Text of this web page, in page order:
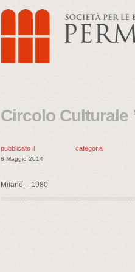
Circolo Culturale
pubblicato il
8 Maggio 2014
categoria
Milano – 1980